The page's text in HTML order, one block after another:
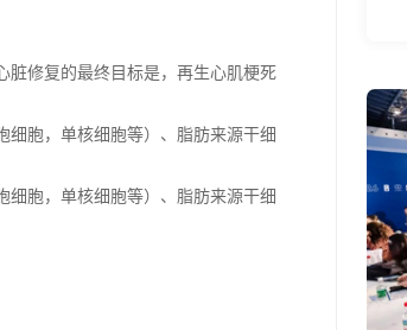
脏修复的最终目标是，再生心肌梗死
胞，单核细胞等）、脂肪来源干细
胞，单核细胞等）、脂肪来源干细